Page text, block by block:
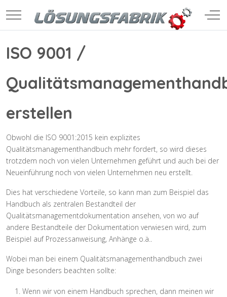
Mobile Menu Toggle Off-
ISO 9001 /
erstellen
Obwohl die ISO 9001:2015 kein explizites
Qualitätsmanagementhandbuch mehr fordert, so wird dieses
trotzdem noch von vielen Unternehmen geführt und auch bei der
Neueinführung noch von vielen Unternehmen neu erstellt.
Dies hat verschiedene Vorteile, so kann man zum Beispiel das
Handbuch als zentralen Bestandteil der
Qualitätsmanagementdokumentation ansehen, von wo auf
andere Bestandteile der Dokumentation verwiesen wird, zum
Beispiel auf Prozessanweisung, Anhänge o.ä..
Wobei man bei einem Qualitätsmanagementhandbuch zwei
Dinge besonders beachten sollte:
Wenn wir von einem Handbuch sprechen, dann meinen wir